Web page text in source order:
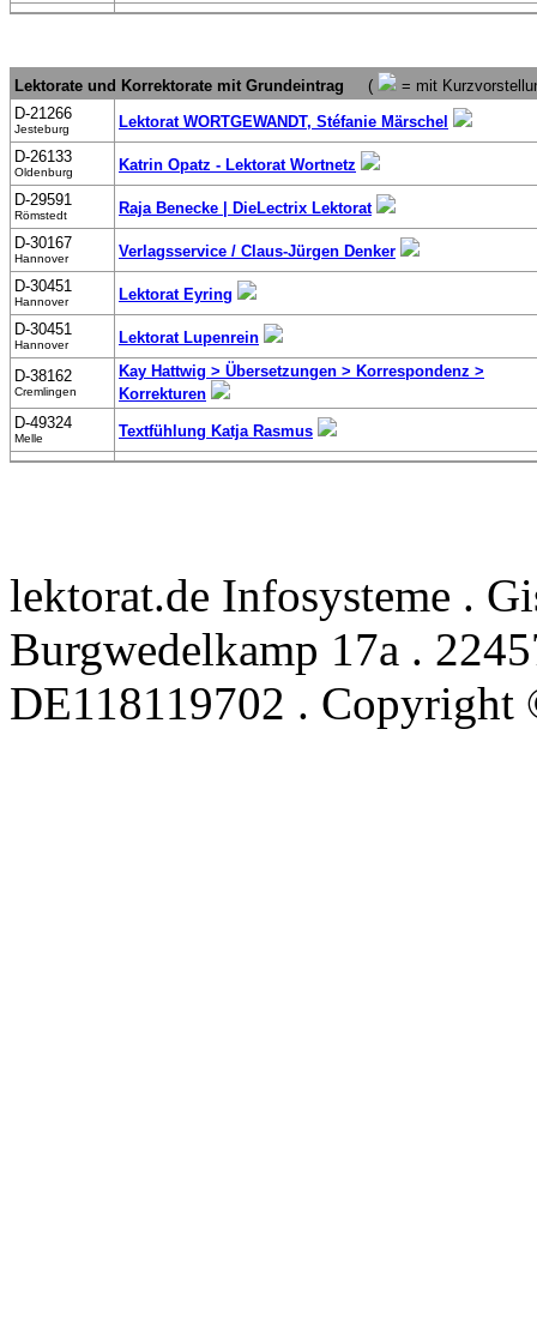
Lektorate und Korrektorate mit Grundeintrag (
= mit
D-21266
Jesteburg
Lektorat WORTGEWANDT, Stéfanie Märschel
D-26133
Oldenburg
Katrin Opatz - Lektorat Wortnetz
D-29591
Römstedt
Raja Benecke | DieLectrix Lektorat
D-30167
Hannover
Verlagsservice / Claus-Jürgen Denker
D-30451
Hannover
Lektorat Eyring
D-30451
Hannover Lektorat Lupenrein
D-38162
Cremlingen
Kay Hattwig > Übersetzungen > Korrespondenz >
Korrekturen
D-49324
Melle Textfühlung Katja Rasmus
lektorat.de Infosysteme .
Burgwedelkamp 17a .
DE118119702 . Copyright